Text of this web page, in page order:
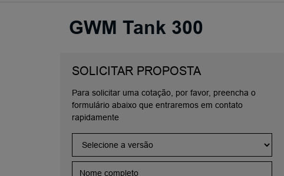
GWM Tank 300
SOLICITAR PROPOSTA
Para solicitar uma cotação, por favor, preencha o
formulário abaixo que entraremos em contato
rapidamente